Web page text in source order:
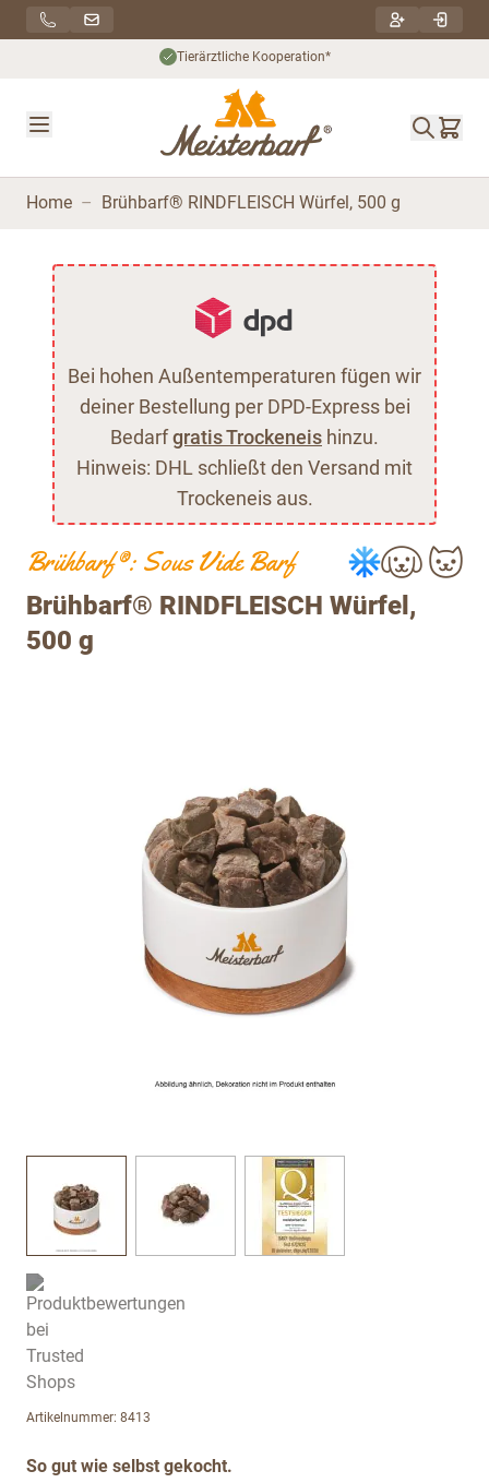
Direkt zum Inhalt
Tierärztliche Kooperation*
Home – Brühbarf® RINDFLEISCH Würfel, 500 g
Bei hohen Außentemperaturen fügen wir
deiner Bestellung per DPD-Express bei
Bedarfgratis Trockeneis hinzu.
Hinweis: DHL schließt den Versand mit
Trockeneis aus.
Brühbarf®: Sous Vide Barf
Brühbarf® RINDFLEISCH Würfel,
500 g
View larger imageView larger image
Artikelnummer: 8413
So gut wie selbst gekocht.